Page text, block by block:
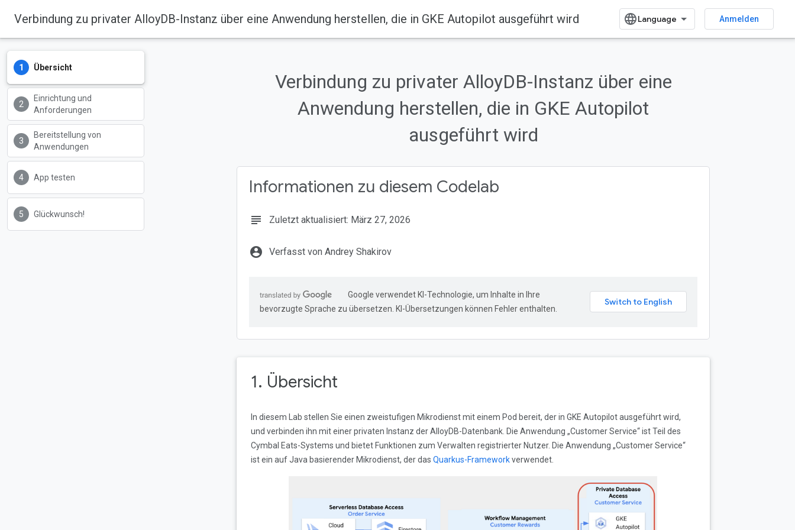
Verbindung zu privater AlloyDB-Instanz über eine Anwendung herstellen, die in GKE Autopilot ausgeführt wird Anmelden
Übersicht
Einrichtung und
Anforderungen
Bereitstellung von
Anwendungen
App testen
Glückwunsch!
Verbindung zu privater AlloyDB-Instanz über eine
Anwendung herstellen, die in GKE Autopilot
ausgeführt wird
Informationen zu diesem Codelab
subject Zuletzt aktualisiert: März 27, 2026
account_circle Verfasst von Andrey Shakirov
Google verwendet KI-Technologie, um Inhalte in Ihre
bevorzugte Sprache zu übersetzen. KI-Übersetzungen können Fehler enthalten.
1. Übersicht
In diesem Lab stellen Sie einen zweistufigen Mikrodienst mit einem Pod bereit, der in GKE Autopilot ausgeführt wird,
und verbinden ihn mit einer privaten Instanz der AlloyDB-Datenbank. Die Anwendung „Customer Service“ ist Teil des
Cymbal Eats-Systems und bietet Funktionen zum Verwalten registrierter Nutzer. Die Anwendung „Customer Service“
ist ein auf Java basierender Mikrodienst, der das Quarkus-Frameworkverwendet.